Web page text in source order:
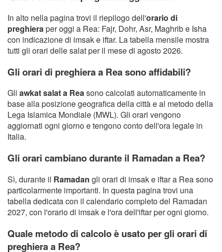
In alto nella pagina trovi il riepilogo dell'orario di
preghieraper oggi a Rea: Fajr, Dohr, Asr, Maghrib e Isha
con indicazione di imsak e iftar. La tabella mensile mostra
tutti gli orari delle salat per il mese di agosto 2026.
Gli orari di preghiera a Rea sono affidabili?
Gli awkat salat a Reasono calcolati automaticamente in
base alla posizione geografica della città e al metodo della
Lega Islamica Mondiale (MWL). Gli orari vengono
aggiornati ogni giorno e tengono conto dell'ora legale in
Italia.
Gli orari cambiano durante il Ramadan a Rea?
Sì, durante il Ramadan gli orari di imsak e iftar a Rea sono
particolarmente importanti. In questa pagina trovi una
tabella dedicata con il calendario completo del Ramadan
2027, con l'orario di imsak e l'ora dell'iftar per ogni giorno.
Quale metodo di calcolo è usato per gli orari di
preghiera a Rea?